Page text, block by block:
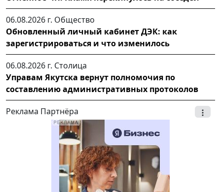
06.08.2026 г. Общество
Обновленный личный кабинет ДЭК: как
зарегистрироваться и что изменилось
06.08.2026 г. Столица
Управам Якутска вернут полномочия по
составлению административных протоколов
Реклама Партнёра